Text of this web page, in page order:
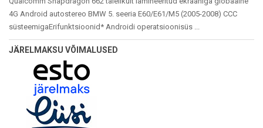
4G Android autostereo BMW 5. seeria E60/E61/M5 (2005-2008) CCC
süsteemigaErifunktsioonid* Androidi operatsioonisüs ...
JÄRELMAKSU VÕIMALUSED